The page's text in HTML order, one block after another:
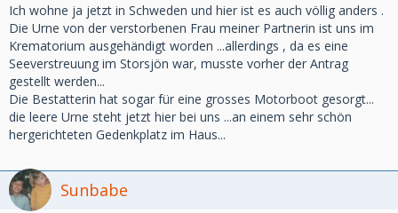
Ich wohne ja jetzt in Schweden und hier ist es auch völlig anders .
Die Urne von der verstorbenen Frau meiner Partnerin ist uns im
Krematorium ausgehändigt worden ...allerdings , da es eine
Seeverstreuung im Storsjön war, musste vorher der Antrag
gestellt werden...
Die Bestatterin hat sogar für eine grosses Motorboot gesorgt...
die leere Urne steht jetzt hier bei uns ...an einem sehr schön
hergerichteten Gedenkplatz im Haus...
Sunbabe